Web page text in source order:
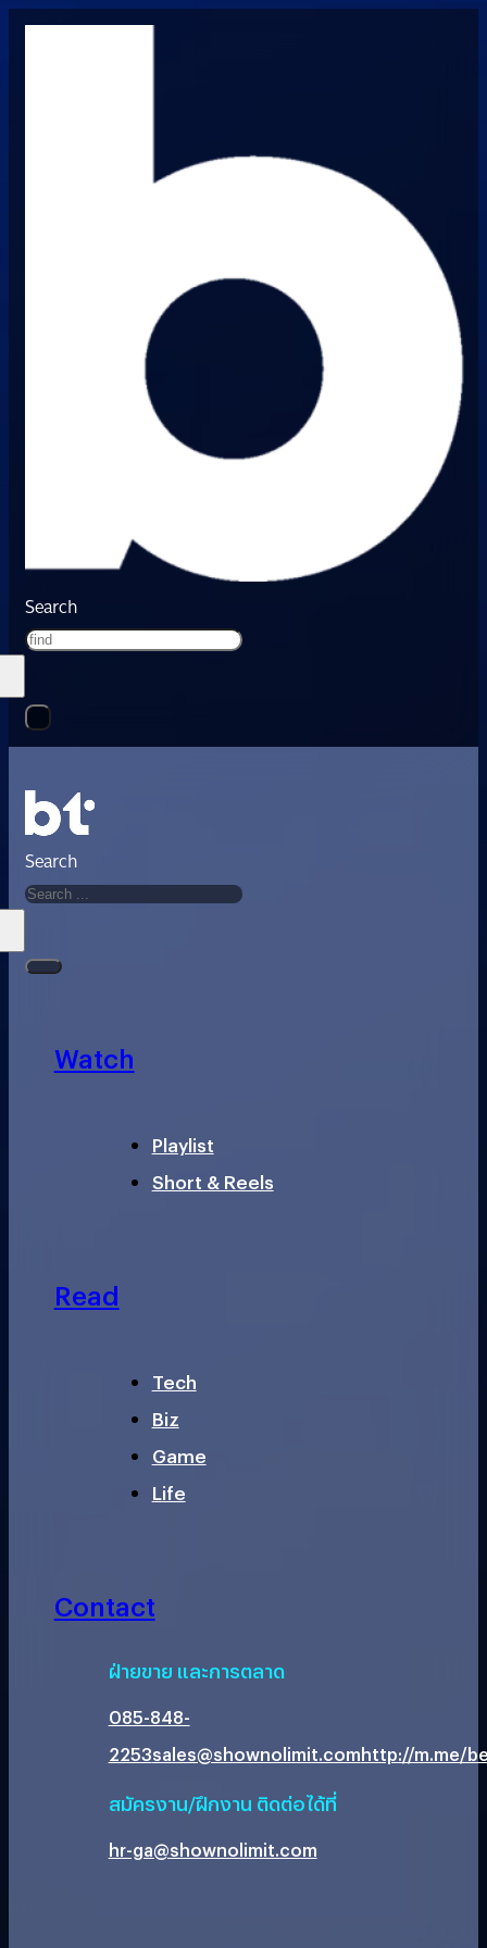
Search
Search
Watch
Playlist
Short & Reels
Read
Tech
Biz
Game
Life
Contact
ฝ่ายขาย และการตลาด
085-848-
2253sales@shownolimit.comhttp://m.me/
สมัครงาน/ฝึกงาน ติดต่อได้ที่
hr-ga@shownolimit.com